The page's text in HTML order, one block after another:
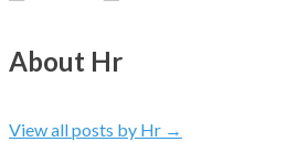
About Hr
View all posts by Hr →